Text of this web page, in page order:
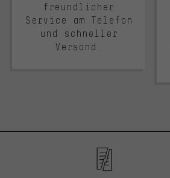
freundlicher
Service am Telefon
und schneller
Versand.